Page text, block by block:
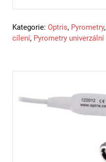
Kategorie: Optris, Pyrometry,
cílení, Pyrometry univerzální